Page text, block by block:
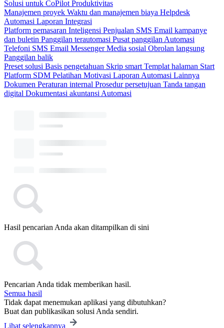
Solusi untuk CoPilot Produktivitas
Manajemen proyek Waktu dan manajemen biaya Helpdesk
Automasi Laporan Integrasi
Platform pemasaran Inteligensi Penjualan SMS Email kampanye
dan buletin Panggilan terautomasi Pusat panggilan Automasi
Telefoni SMS Email Messenger Media sosial Obrolan langsung
Panggilan balik
Preset solusi Basis pengetahuan Skrip smart Templat halaman Start
Platform SDM Pelatihan Motivasi Laporan Automasi Lainnya
Dokumen Peraturan internal Prosedur persetujuan Tanda tangan
digital Dokumentasi akuntansi Automasi
Hasil pencarian Anda akan ditampilkan di sini
Pencarian Anda tidak memberikan hasil.
Semua hasil
Tidak dapat menemukan aplikasi yang dibutuhkan?
Buat dan publikasikan solusi Anda sendiri.
Lihat selengkapnya